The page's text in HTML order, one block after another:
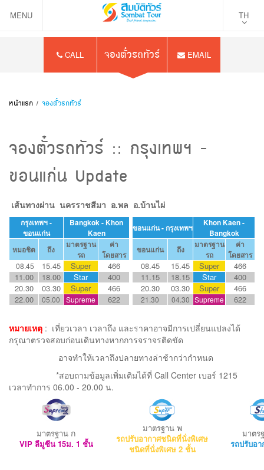
TH
MENU
CALL EMAIL
จองตั๋วรถทัวร์
หน้าแรก / จองตั๋วรถทัวร์
จองตั๋วรถทัวร์ :: กรุงเทพฯ -
ขอนแก่น Update
เส้นทางผ่าน นครราชสีมา อ.พล อ.บ้านไผ่
กรุงเทพฯ -
ขอนแก่น
Bangkok - Khon
Kaen
ขอนแก่น-กรุงเทพฯ Khon Kaen-
Bangkok
หมอชิต
ถึง
มาตรฐาน
รถ
ค่า
โดยสาร
ขอนแก่น ถึง
มาตรฐาน
รถ
ค่า
โดยสาร
08.45 15.45 Super 466 08.45 15.45 Super
466
11.00
18.00 Star 400 11.15 18.15 Star
400
20.30
03.30 Super 466 20.30 03.30 Super
466
22.00
05.00 Supreme 622 21.30 04.30 Supreme 622
หมายเหตุ : เที่ยวเวลา เวลาถึง และราคาอาจมีการเปลี่ยนแปลงได้
กรุณาตรวจสอบก่อนเดินทางหากการจราจรติดขัด
อาจทำให้เวลาถึงปลายทางล่าช้ากว่ากำหนด
*สอบถามข้อมูลเพิ่มเติมได้ที่ Call Center เบอร์ 1215
เวลาทำการ 06.00 - 20.00 น.
มาตรฐาน ก
VIP ลีมูซีน 15ม. 1 ชั้น
มาตรฐาน พ
รถปรับอากาศชนิดที่นั่งพิเศษ
ชนิดที่นั่งพิเศษ 2 ชั้น
มาตร
รถปรับอ